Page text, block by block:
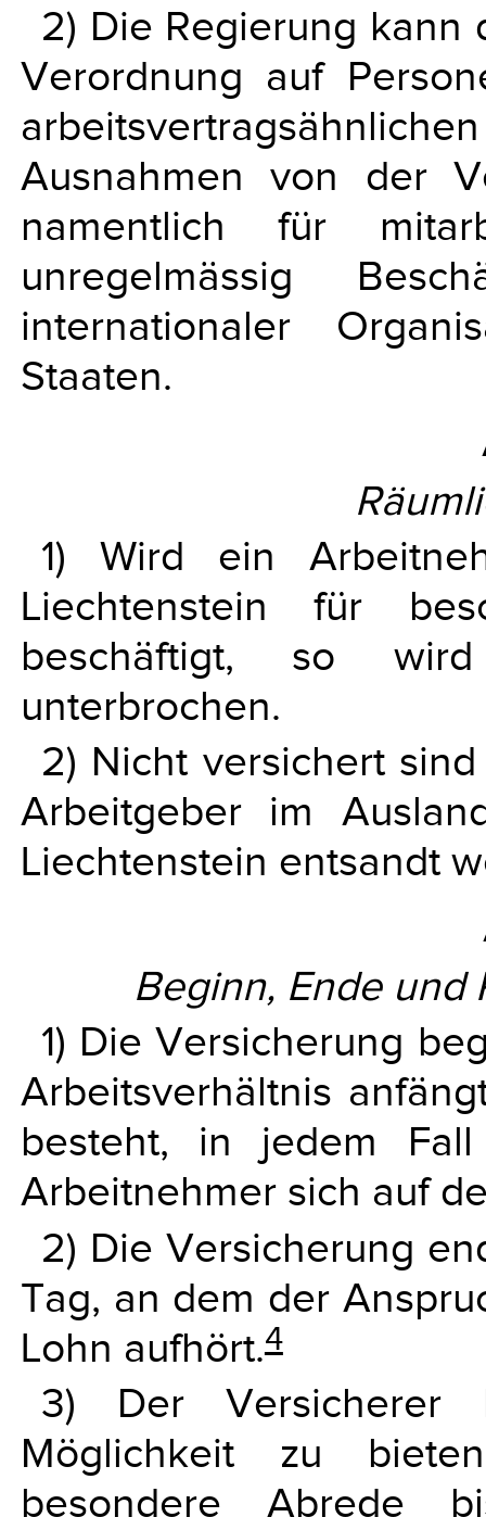
2) Die Regierung kann
Verordnung auf
Ausnahmen von der
namentlich für
unregelmässig
internationaler
Staaten.
1) Wird ein
Liechtenstein für
beschäftigt, so
unterbrochen.
2) Nicht versichert
Arbeitgeber im
Liechtenstein entsandt
Beginn, Ende und
1) Die Versicherung
Arbeitsverhältnis
besteht, in jedem
Arbeitnehmer sich auf
2) Die Versicherung
Tag, an dem der
Lohn aufhört.4
3) Der Versicherer
Möglichkeit zu
besondere Abrede